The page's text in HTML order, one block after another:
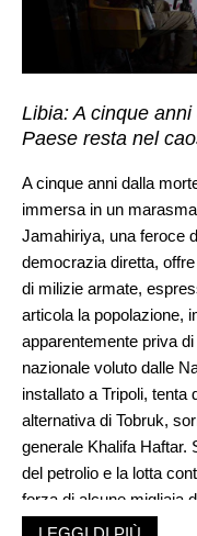
Libia: A cinque
Paese resta nel
A cinque anni dalla
immersa in un
Jamahiriya, una feroce
democrazia diretta,
di milizie armate,
articola la popolazione,
apparentemente priva
nazionale voluto dalle
installato a Tripoli, tenta
alternativa di Tobruk,
generale Khalifa Haftar.
del petrolio e la lotta
forza di alcune migliaia
sloggiato da Derna è